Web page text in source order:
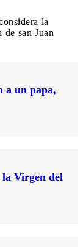
la
san Juan
a un papa,
Virgen del